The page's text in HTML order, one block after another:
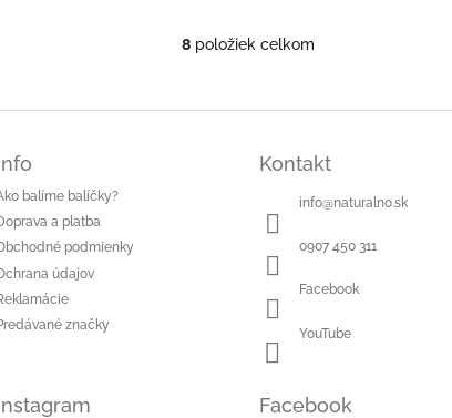
O
á
8 položiek celkom
balíme balíčky?
a platba
podmienky
údajov
značky
Kontakt
info@naturalno.sk
0907 450 311
Facebook
YouTube
Facebook